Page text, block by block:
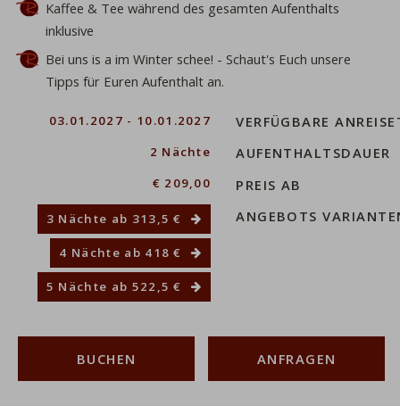
Kaffee & Tee während des gesamten Aufenthalts
inklusive
Bei uns is a im Winter schee! - Schaut's Euch unsere
Tipps für Euren Aufenthalt an.
VERFÜGBARE
03.01.2027 - 10.01.2027
AUFENTHALTSDAUER
2 Nächte
PREIS AB
€ 209,00
ANGEBOTS
3 Nächte ab 313,5 €
4 Nächte ab 418 €
5 Nächte ab 522,5 €
BUCHEN ANFRAGEN